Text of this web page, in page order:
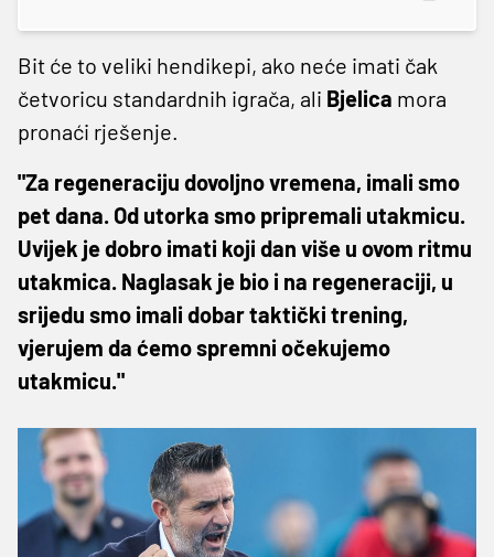
Bit će to veliki hendikepi, ako neće imati čak
četvoricu standardnih igrača, ali Bjelica mora
pronaći rješenje.
"Za regeneraciju dovoljno vremena, imali smo
pet dana. Od utorka smo pripremali utakmicu.
Uvijek je dobro imati koji dan više u ovom ritmu
utakmica. Naglasak je bio i na regeneraciji, u
srijedu smo imali dobar taktički trening,
vjerujem da ćemo spremni očekujemo
utakmicu."